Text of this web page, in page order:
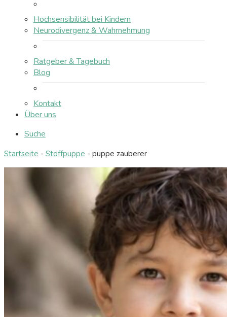
Hochsensibilität bei Kindern
Neurodivergenz & Wahrnehmung
Ratgeber & Tagebuch
Blog
Kontakt
Über uns
Suche
Startseite - Stoffpuppe - puppe zauberer